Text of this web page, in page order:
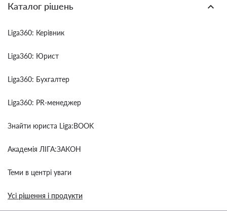
Каталог рішень
Liga360: Керівник
Liga360: Юрист
Liga360: Бухгалтер
Liga360: PR-менеджер
Знайти юриста Liga:BOOK
Академія ЛІГА:ЗАКОН
Теми в центрі уваги
Усі рішення і продукти